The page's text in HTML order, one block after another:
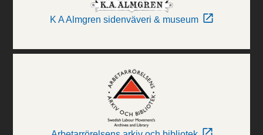
K A Almgren sidenväveri & museum